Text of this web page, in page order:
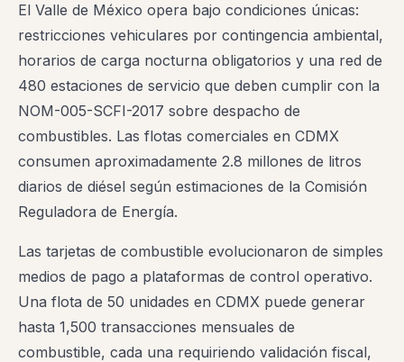
El Valle de México opera bajo condiciones únicas:
restricciones vehiculares por contingencia ambiental,
horarios de carga nocturna obligatorios y una red de
480 estaciones de servicio que deben cumplir con la
NOM-005-SCFI-2017 sobre despacho de
combustibles. Las flotas comerciales en CDMX
consumen aproximadamente 2.8 millones de litros
diarios de diésel según estimaciones de la Comisión
Reguladora de Energía.
Las tarjetas de combustible evolucionaron de simples
medios de pago a plataformas de control operativo.
Una flota de 50 unidades en CDMX puede generar
hasta 1,500 transacciones mensuales de
combustible, cada una requiriendo validación fiscal,